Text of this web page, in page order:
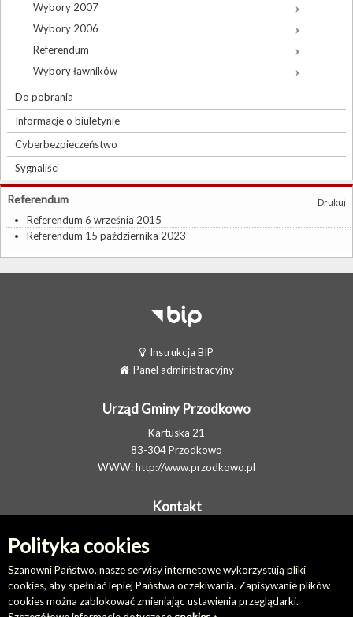
Polityka cookies
Szanowni Państwo, nasze serwisy internetowe wykorzystują pliki
cookies, aby spełniać lepiej Państwa oczekiwania. Zapisywanie plików
cookies można zablokować zmieniając ustawienia przeglądarki.
Wybory 2007
Wybory 2006
Referendum
Wybory ławników
Do pobrania
Informacje o biuletynie
Cyberbezpieczeństwo
Sygnaliści
Drukuj
Referendum
Referendum 6 września 2015
Referendum 15 października 2023
Instrukcja BIP
Panel administracyjny
Urząd Gminy Przodkowo
Kartuska 21
83-304 Przodkowo
WWW:http://www.przodkowo.pl
Kontakt
E-MAIL:
Elektroniczna Skrzynka Podawcza
Na skróty